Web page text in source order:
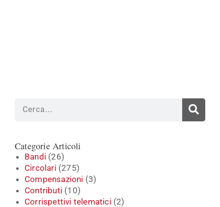
Categorie Articoli
Bandi (26)
Circolari (275)
Compensazioni (3)
Contributi (10)
Corrispettivi telematici (2)